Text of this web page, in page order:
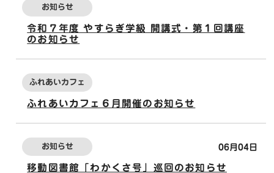
お知らせ
令和７年度 やすらぎ学級 開講式・第１回講座
のお知らせ
ふれあいカフェ
ふれあいカフェ６月開催のお知らせ
06月04日
お知らせ
移動図書館「わかくさ号」巡回のお知らせ